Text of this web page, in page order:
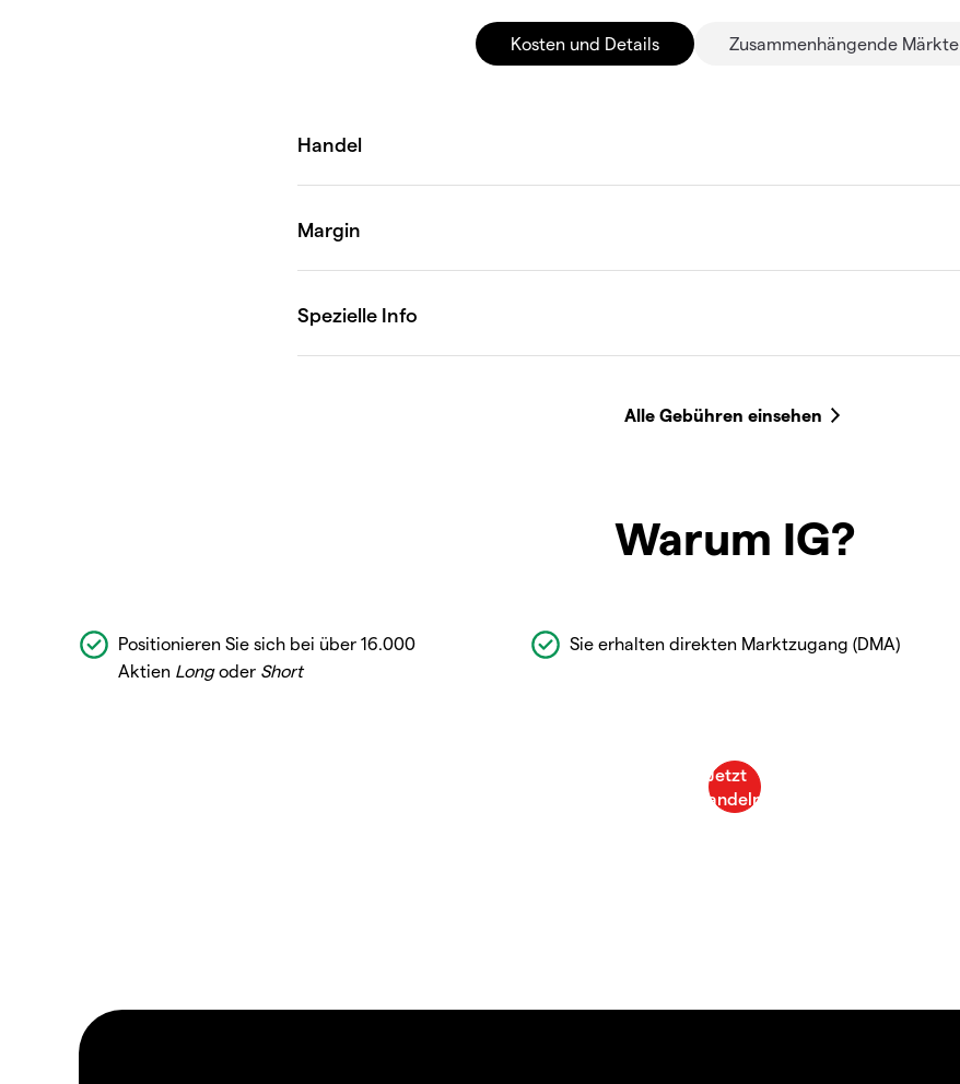
Kosten und Details Zusammenhängende Märkte
Warum IG?
Positionieren Sie sich bei über 16.000
Aktien Longoder Short
Sie erhalten direkten Marktzugang (DMA)